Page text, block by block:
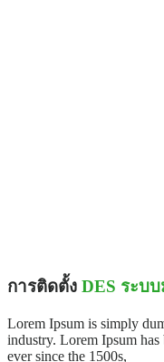
การติดตั้ง DES ระบ
Lorem Ipsum is simply
industry. Lorem Ipsum
ever since the 1500s,